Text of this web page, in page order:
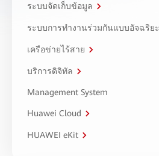
ระบบจัดเก็บข้อมูล
ระบบการทำงานร่วมกันแบบอัจฉริยะ
เครือข่ายไร้สาย
บริการดิจิทัล
Management System
Huawei Cloud
HUAWEI eKit